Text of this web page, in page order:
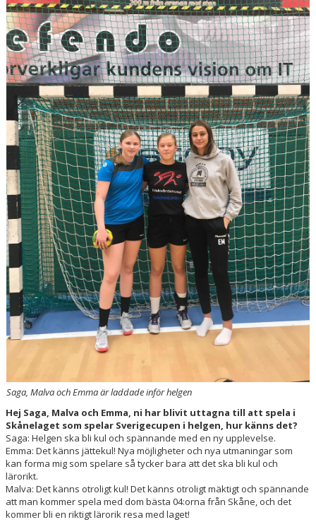
PARTNERSKAP
FÖRENINGEN
OM OSS
KONTAKT
Saga, Malva och Emma är laddade inför helgen
Hej Saga, Malva och Emma, ni har blivit uttagna till att spela i
Skånelaget som spelar Sverigecupen i helgen, hur känns det?
Saga: Helgen ska bli kul och spännande med en ny upplevelse.
Emma: Det känns jättekul! Nya möjligheter och nya utmaningar som
kan forma mig som spelare så tycker bara att det ska bli kul och
lärorikt.
Malva: Det känns otroligt kul! Det känns otroligt mäktigt och spännande
att man kommer spela med dom bästa 04:orna från Skåne, och det
kommer bli en riktigt lärorik resa med laget!